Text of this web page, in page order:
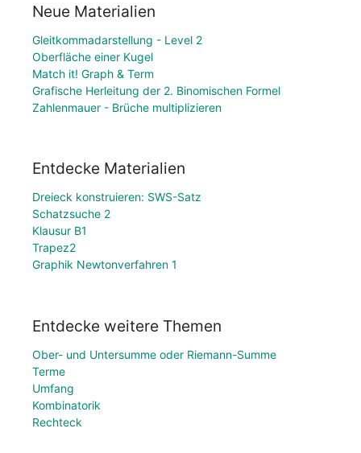
Neue Materialien
Gleitkommadarstellung - Level 2
Oberfläche einer Kugel
Match it! Graph & Term
Grafische Herleitung der 2. Binomischen Formel
Zahlenmauer - Brüche multiplizieren
Entdecke Materialien
Dreieck konstruieren: SWS-Satz
Schatzsuche 2
Klausur B1
Trapez2
Graphik Newtonverfahren 1
Entdecke weitere Themen
Ober- und Untersumme oder Riemann-Summe
Terme
Umfang
Kombinatorik
Rechteck